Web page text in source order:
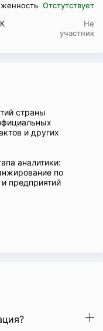
Отстутствует
Не
участник
страны
и других
аналитики:
по
предприятий